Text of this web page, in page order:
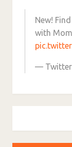
New!
with
— Twitter